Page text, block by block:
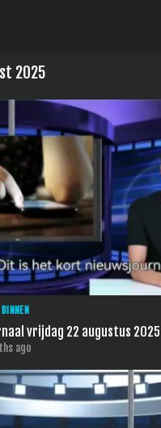
2025
vrijdag 22 augustus 2025
ago